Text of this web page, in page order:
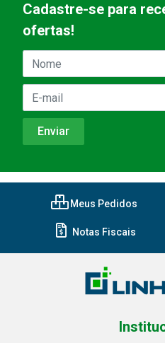
Cadastre-se para
ofertas!
Meus Pedidos
Notas Fiscais